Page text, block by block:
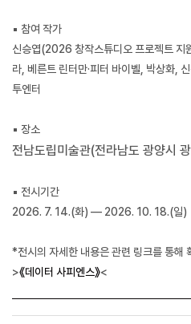
▪ 참여 작가
신승엽(2026 창작스튜디오 프로젝트 지
라, 베른트 린터만·피터 바이벨, 박상화,
투엔터
▪ 장소
전남도립미술관(전라남도 광양시
▪ 전시기간
2026. 7. 14.(화) — 2026. 10. 18.(일)
*전시의 자세한 내용은 관련 링크를 통해
>《데이터 사피엔스》<